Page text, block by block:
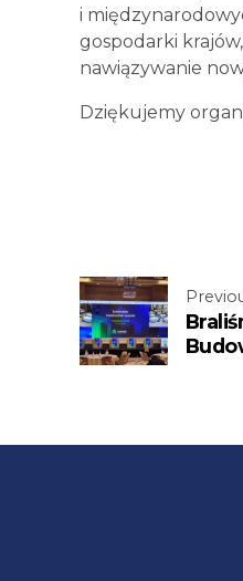
i
gospodarki
nawiązywanie
Dziękujemy